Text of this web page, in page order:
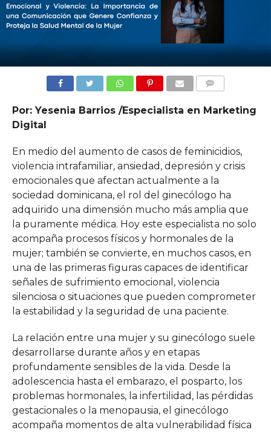
Por: Yesenia Barrios /Especialista en Marketing
Digital
En medio del aumento de casos de feminicidios,
violencia intrafamiliar, ansiedad, depresión y crisis
emocionales que afectan actualmente a la
sociedad dominicana, el rol del ginecólogo ha
adquirido una dimensión mucho más amplia que
la puramente médica. Hoy este especialista no solo
acompaña procesos físicos y hormonales de la
mujer; también se convierte, en muchos casos, en
una de las primeras figuras capaces de identificar
señales de sufrimiento emocional, violencia
silenciosa o situaciones que pueden comprometer
la estabilidad y la seguridad de una paciente.
La relación entre una mujer y su ginecólogo suele
desarrollarse durante años y en etapas
profundamente sensibles de la vida. Desde la
adolescencia hasta el embarazo, el posparto, los
problemas hormonales, la infertilidad, las pérdidas
gestacionales o la menopausia, el ginecólogo
acompaña momentos de alta vulnerabilidad física